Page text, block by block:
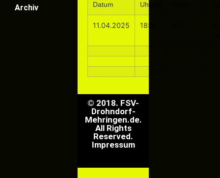
Archiv Datum Uhrzeit
11.04.2025 18:30
© 2018. FSV-
Drohndorf-
Mehringen.de.
All Rights
Reserved.
Impressum